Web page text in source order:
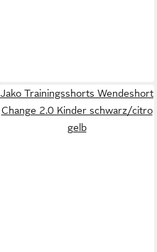
Jako Trainingsshorts Wendeshort
Change 2.0 Kinder schwarz/citro
gelb